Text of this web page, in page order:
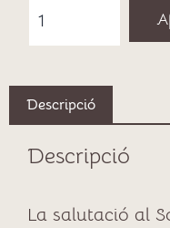
Descripció
Descripció
La salutació al